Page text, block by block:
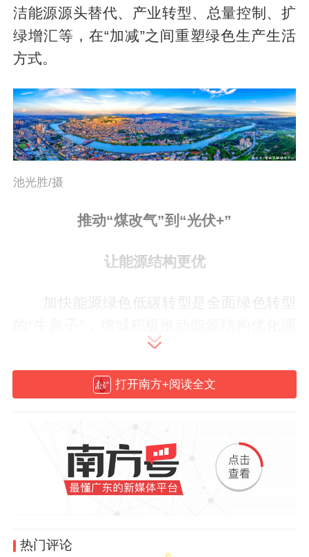
洁能源源头替代、产业转型、总量控制、扩
绿增汇等，在“加减”之间重塑绿色生产生活
方式。
池光胜/摄
推动“煤改气”到“光伏+”
让能源结构更优
加快能源绿色低碳转型是全面绿色转型
整，推进天然气发电、储能、光伏等清洁能
源项目建设，让更多“绿电”惠及企业与家
2023年10月推动旺隆电厂实施气电替代工程
项目正式开工建设，在原厂址建设2台大容
机组，投产后每年减少二氧化碳排放约107
打开南方+阅读全文
热门评论